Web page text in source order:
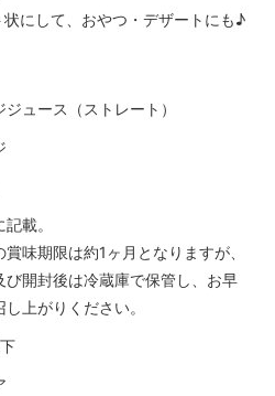
にして、おやつ・デザートにも♪
ジュース（ストレート）
載。
賞味期限は約1ヶ月となりますが、
び開封後は冷蔵庫で保管し、お早
上がりください。